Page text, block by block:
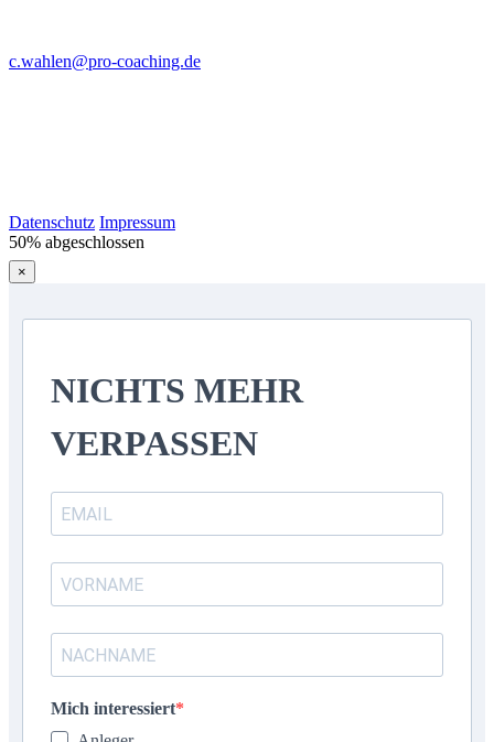
c.wahlen@pro-coaching.de
Datenschutz Impressum
50% abgeschlossen
×
NICHTS MEHR
VERPASSEN
Mich interessiert